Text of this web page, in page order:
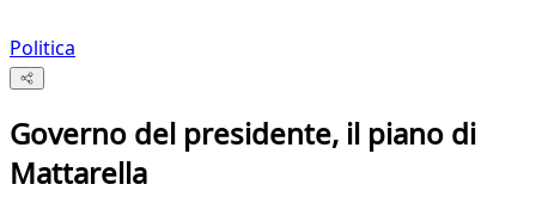
Politica
Governo del presidente, il piano di
Mattarella